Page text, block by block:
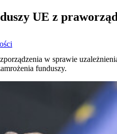
UE z
w sprawie
funduszy.